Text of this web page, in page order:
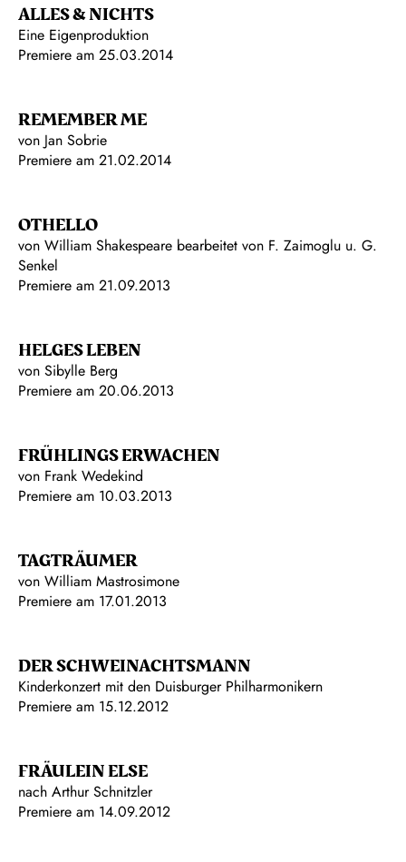
ALLES & NICHTS
Eine Eigenproduktion
Premiere am 25.03.2014
REMEMBER ME
von Jan Sobrie
Premiere am 21.02.2014
OTHELLO
von William Shakespeare bearbeitet von F. Zaimoglu u. G.
Senkel
Premiere am 21.09.2013
HELGES LEBEN
von Sibylle Berg
Premiere am 20.06.2013
FRÜHLINGS ERWACHEN
von Frank Wedekind
Premiere am 10.03.2013
TAGTRÄUMER
von William Mastrosimone
Premiere am 17.01.2013
DER SCHWEINACHTSMANN
Kinderkonzert mit den Duisburger Philharmonikern
Premiere am 15.12.2012
FRÄULEIN ELSE
nach Arthur Schnitzler
Premiere am 14.09.2012